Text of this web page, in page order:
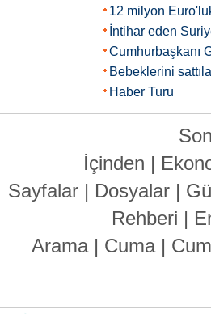
12 milyon
İntihar eden
Cumhurbaşkanı
Bebeklerini
Haber Turu
İçinden |
Sayfalar | Dosyalar |
Rehberi |
Arama| Cuma|